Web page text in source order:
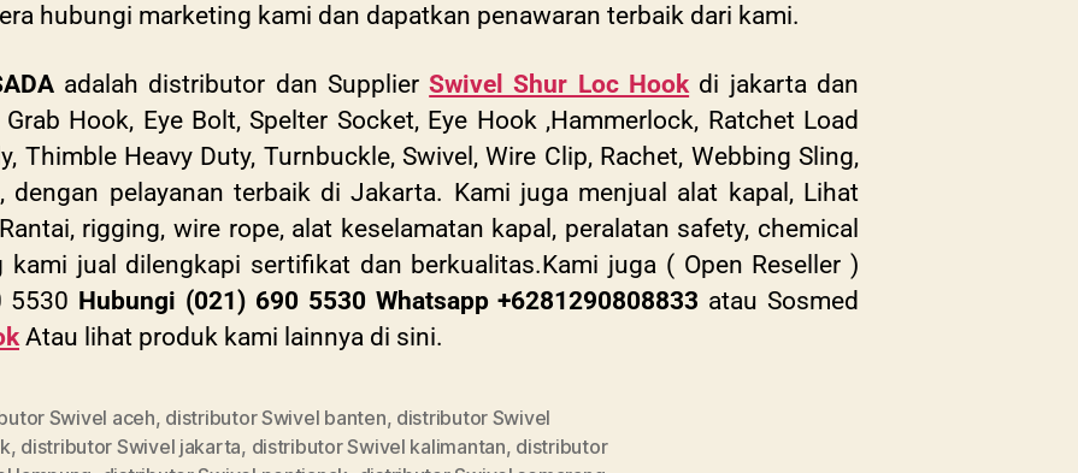
hubungi marketing kami dan dapatkan penawaran terbaik dari kami.
adalah distributor dan SupplierSwivel Shur Loc Hook di jakarta dan
Hook, Eye Bolt, Spelter Socket, Eye Hook ,Hammerlock, Ratchet Load
Thimble Heavy Duty, Turnbuckle, Swivel, Wire Clip, Rachet, Webbing Sling,
dengan pelayanan terbaik di Jakarta. Kami juga menjual alat kapal, Lihat
rigging, wire rope, alat keselamatan kapal, peralatan safety, chemical
kami jual dilengkapi sertifikat dan berkualitas.Kami juga ( Open Reseller )
5530 Hubungi (021) 690 5530 Whatsapp +6281290808833 atau Sosmed
Atau lihat produk kami lainnya di sini.
Swivel aceh, distributor Swivel banten, distributor Swivel
, distributor Swivel jakarta, distributor Swivel kalimantan, distributor